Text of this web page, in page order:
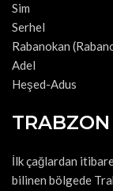
Sim
Serhel
Rabanokan
Adel
Heşed-Adus
TRABZON
İlk çağlardan
bilinen bölgede